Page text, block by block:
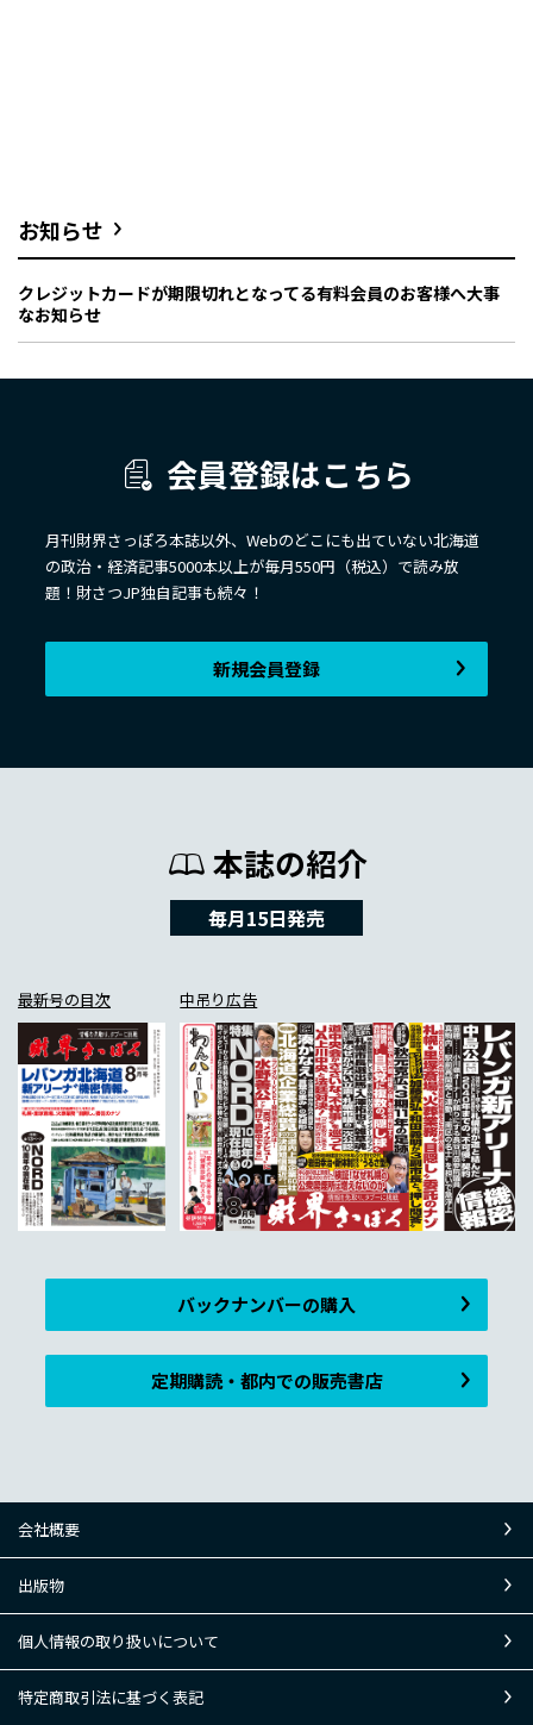
お知らせ
クレジットカードが期限切れとなってる有料会員のお客様へ大事
なお知らせ
会員登録はこちら
月刊財界さっぽろ本誌以外、Webのどこにも出ていない北海道
の政治・経済記事5000本以上が毎月550円（税込）で読み放
題！財さつJP独自記事も続々！
新規会員登録
本誌の紹介
毎月15日発売
最新号の目次 中吊り広告
バックナンバーの購入
定期購読・都内での販売書店
会社概要
出版物
個人情報の取り扱いについて
特定商取引法に基づく表記